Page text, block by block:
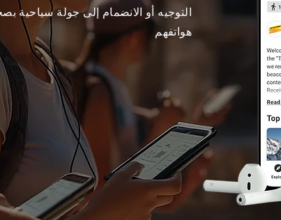
التوجيه أو الانضمام إلى جولة
هواتفهم